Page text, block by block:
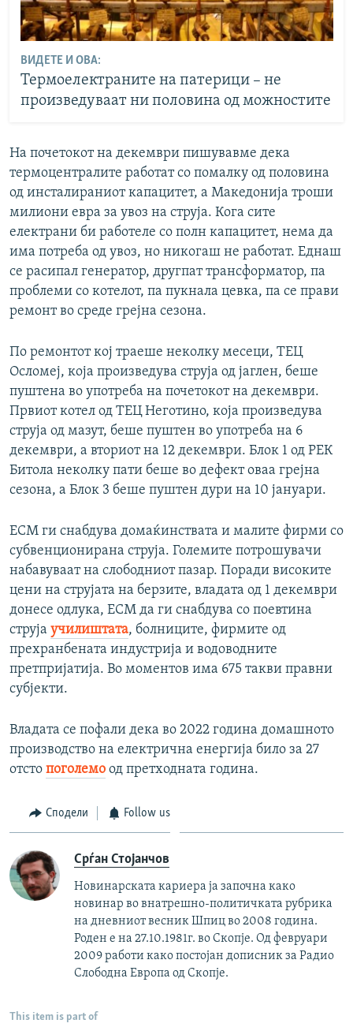
ВИДЕТЕ И ОВА:
Термоелектраните на патерици – не
произведуваат ни половина од можностите
На почетокот на декември пишувавме дека
термоцентралите работат со помалку од половина
од инсталираниот капацитет, а Македонија троши
милиони евра за увоз на струја. Кога сите
електрани би работеле со полн капацитет, нема да
има потреба од увоз, но никогаш не работат. Еднаш
се расипал генератор, другпат трансформатор, па
проблеми со котелот, па пукнала цевка, па се прави
ремонт во среде грејна сезона.
По ремонтот кој траеше неколку месеци, ТЕЦ
Осломеј, која произведува струја од јаглен, беше
пуштена во употреба на почетокот на декември.
Првиот котел од ТЕЦ Неготино, која произведува
струја од мазут, беше пуштен во употреба на 6
декември, а вториот на 12 декември. Блок 1 од РЕК
Битола неколку пати беше во дефект оваа грејна
сезона, а Блок 3 беше пуштен дури на 10 јануари.
ЕСМ ги снабдува домаќинствата и малите фирми со
субвенционирана струја. Големите потрошувачи
набавуваат на слободниот пазар. Поради високите
цени на струјата на берзите, владата од 1 декември
донесе одлука, ЕСМ да ги снабдува со поевтина
струја училиштата, болниците, фирмите од
прехранбената индустрија и водоводните
претпријатија. Во моментов има 675 такви правни
субјекти.
Владата се пофали дека во 2022 година домашното
производство на електрична енергија било за 27
отсто поголемо од претходната година.
Сподели Follow us
Срѓан Стојанчов
Новинарската кариера ја започна како
новинар во внатрешно-политичката рубрика
на дневниот весник Шпиц во 2008 година.
Роден е на 27.10.1981г. во Скопје. Од февруари
2009 работи како постојан дописник за Радио
Слободна Европа од Скопје.
This item is part of